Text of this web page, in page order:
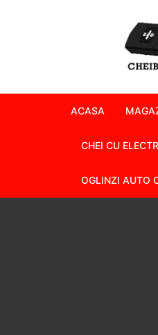
ACASA
CHEI CU
OGLINZI AUTO